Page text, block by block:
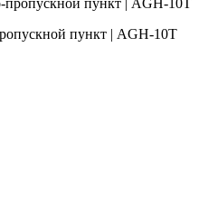
пункт | AGH-10T